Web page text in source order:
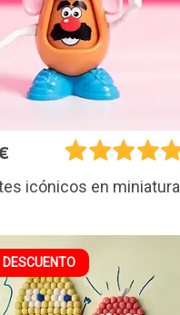
icónicos en miniatura